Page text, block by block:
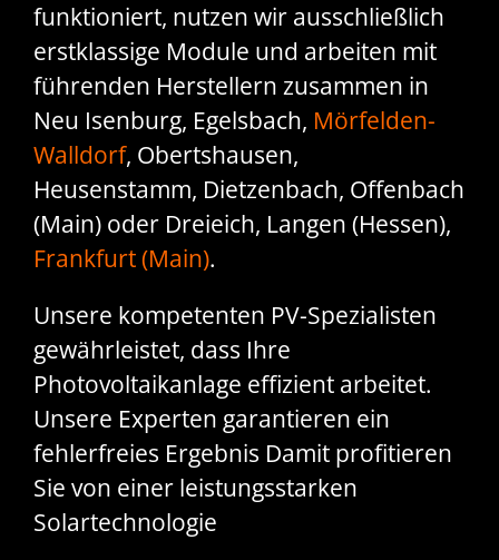
funktioniert, nutzen wir ausschließlich
erstklassige Module und arbeiten mit
führenden Herstellern zusammen in
Neu Isenburg, Egelsbach, Mörfelden-
Walldorf, Obertshausen,
Heusenstamm, Dietzenbach, Offenbach
(Main) oder Dreieich, Langen (Hessen),
Frankfurt (Main).
Unsere kompetenten PV-Spezialisten
gewährleistet, dass Ihre
Photovoltaikanlage effizient arbeitet.
Unsere Experten garantieren ein
fehlerfreies Ergebnis Damit profitieren
Sie von einer leistungsstarken
Solartechnologie